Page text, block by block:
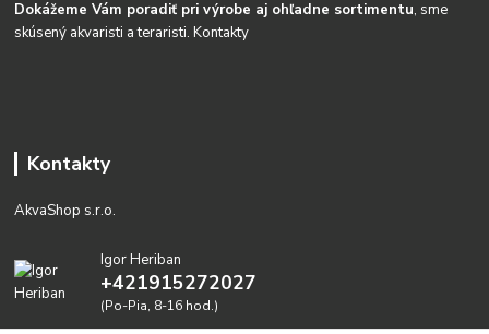
Dokážeme Vám poradiť pri výrobe aj ohľadne sortimentu, sme
skúsený akvaristi a teraristi.Kontakty
Kontakty
AkvaShop s.r.o.
Igor Heriban
+421915272027
(Po-Pia, 8-16 hod.)